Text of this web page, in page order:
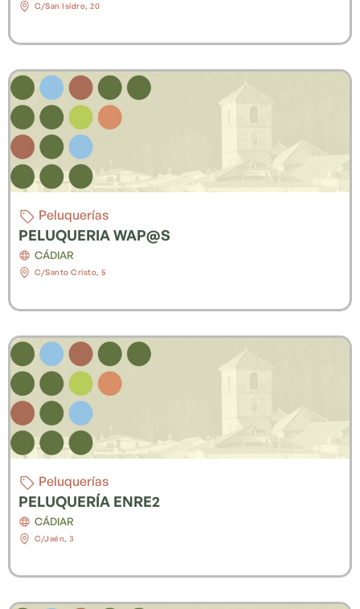
C/San Isidro, 20
Peluquerías
PELUQUERIA WAP@S
CÁDIAR
C/Santo Cristo, 5
Peluquerías
PELUQUERÍA ENRE2
CÁDIAR
C/Jaén, 3